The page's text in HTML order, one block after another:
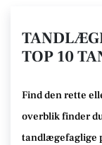
TOP 10
Find den rette
overblik finder
tandlægefaglige